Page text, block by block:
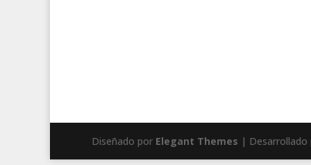
Diseñado por Elegant Themes | Desarrollado